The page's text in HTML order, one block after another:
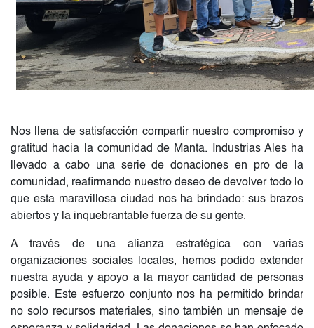
Nos llena de satisfacción compartir nuestro compromiso y
gratitud hacia la comunidad de Manta. Industrias Ales ha
llevado a cabo una serie de donaciones en pro de la
comunidad, reafirmando nuestro deseo de devolver todo lo
que esta maravillosa ciudad nos ha brindado: sus brazos
abiertos y la inquebrantable fuerza de su gente.
A través de una alianza estratégica con varias
organizaciones sociales locales, hemos podido extender
nuestra ayuda y apoyo a la mayor cantidad de personas
posible. Este esfuerzo conjunto nos ha permitido brindar
no solo recursos materiales, sino también un mensaje de